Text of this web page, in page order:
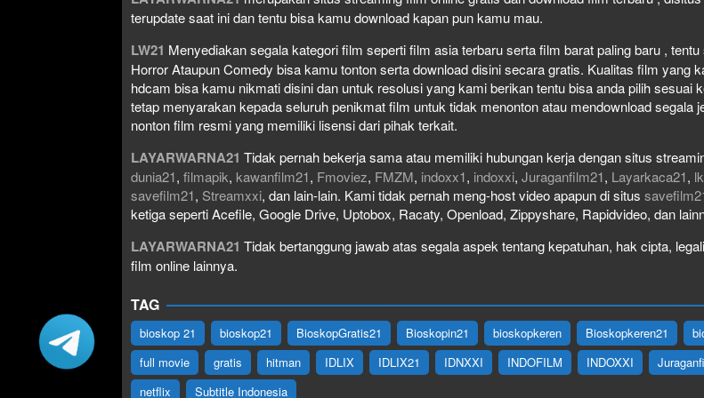
terupdate saat ini dan tentu bisa kamu download kapan pun kamu mau.
LW21 Menyediakan segala kategori film seperti film asia terbaru serta film barat paling baru ,
Horror Ataupun Comedy bisa kamu tonton serta download disini secara gratis. Kualitas film yang
hdcam bisa kamu nikmati disini dan untuk resolusi yang kami berikan tentu bisa anda pilih sesuai
tetap menyarakan kepada seluruh penikmat film untuk tidak menonton atau mendownload
nonton film resmi yang memiliki lisensi dari pihak terkait.
LAYARWARNA21 Tidak pernah bekerja sama atau memiliki hubungan kerja dengan situs
dunia21, filmapik, kawanfilm21, Fmoviez, FMZM, indoxx1, indoxxi, Juraganfilm21, Layarkaca21,
savefilm21, Streamxxi, dan lain-lain. Kami tidak pernah meng-host video apapun di situs
ketiga seperti Acefile, Google Drive, Uptobox, Racaty, Openload, Zippyshare, Rapidvideo, dan
LAYARWARNA21 Tidak bertanggung jawab atas segala aspek tentang kepatuhan, hak cipta,
film online lainnya.
TAG
bioskop 21 bioskop21 BioskopGratis21 Bioskopin21 bioskopkeren Bioskopkeren21
full movie
gratis hitman IDLIX IDLIX21 IDNXXI INDOFILM INDOXXI
netflix
Subtitle Indonesia